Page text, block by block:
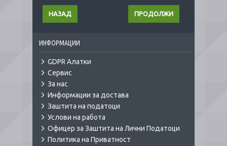
НАЗАД
ИНФОРМАЦИИ
GDPR Алатки
Сервис
За нас
Информации за достава
Заштита на податоци
Услови на работа
Офицер за Заштита на Лични Податоци
Политика на Приватност